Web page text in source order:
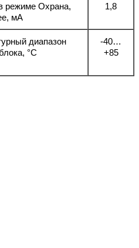
режиме Охрана,
мА
1,8
диапазон
°С
-40…
+85